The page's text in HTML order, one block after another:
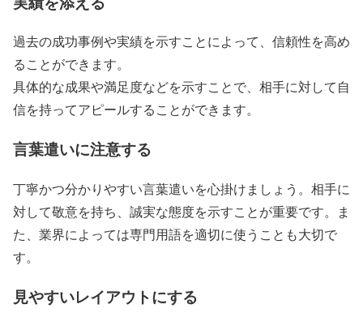
過去の成功事例や実績を示すことによって、信頼性を高め
ることができます。
具体的な成果や満足度などを示すことで、相手に対して自
信を持ってアピールすることができます。
言葉遣いに注意する
丁寧かつ分かりやすい言葉遣いを心掛けましょう。相手に
対して敬意を持ち、誠実な態度を示すことが重要です。ま
た、業界によっては専門用語を適切に使うことも大切で
す。
見やすいレイアウトにする